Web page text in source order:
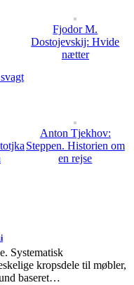
Fjodor M.
Dostojevskij: Hvide
nætter
Anton Tjekhov:
Steppen. Historien om
en rejse
Systematisk
kropsdele til møbler,
baseret…